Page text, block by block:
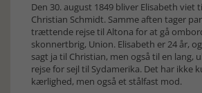
Den 30. august 1849 bliver Elisabeth viet
Christian Schmidt. Samme aften tager
trættende rejse til Altona for at gå
skonnertbrig, Union. Elisabeth er 24 år,
sagt ja til Christian, men også til en lang,
rejse for sejl til Sydamerika. Det har ikke
kærlighed, men også et stålfast mod.